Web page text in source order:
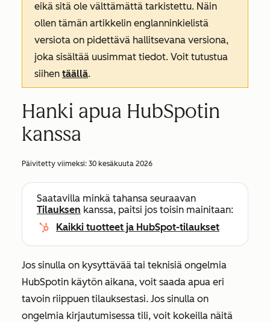
eikä sitä ole välttämättä tarkistettu. Näin
ollen tämän artikkelin englanninkielistä
versiota on pidettävä hallitsevana versiona,
joka sisältää uusimmat tiedot. Voit tutustua
siihen täällä.
Hanki apua HubSpotin
kanssa
Päivitetty viimeksi: 30 kesäkuuta 2026
Saatavilla minkä tahansa seuraavan
Tilauksen kanssa, paitsi jos toisin mainitaan:
Kaikki tuotteet ja HubSpot-tilaukset
Jos sinulla on kysyttävää tai teknisiä ongelmia
HubSpotin käytön aikana, voit saada apua eri
tavoin riippuen tilauksestasi. Jos sinulla on
ongelmia kirjautumisessa tili, voit kokeilla näitä